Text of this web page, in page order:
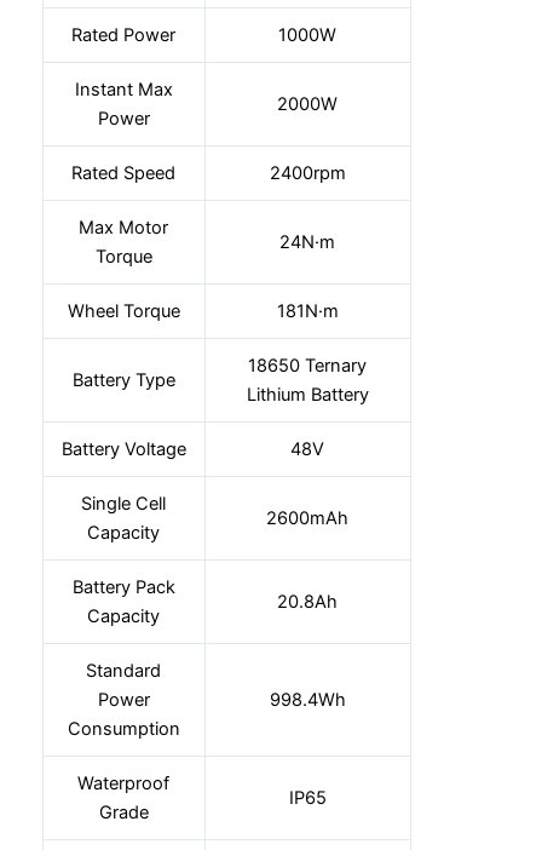
Rated Power 1000W
Instant Max
Power
2000W
Rated Speed 2400rpm
Max Motor
Torque
24N·m
Wheel Torque 181N·m
Battery Type
18650 Ternary
Lithium Battery
Battery Voltage 48V
Single Cell
Capacity
2600mAh
Battery Pack
Capacity
20.8Ah
Standard
Power
Consumption
998.4Wh
Waterproof
Grade
IP65